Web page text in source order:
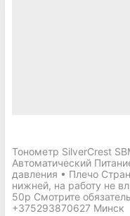
Тонометр SilverCrest
Автоматический
давления • Плечо
нижней, на работу не
50р Смотрите
+375293870627 Минск